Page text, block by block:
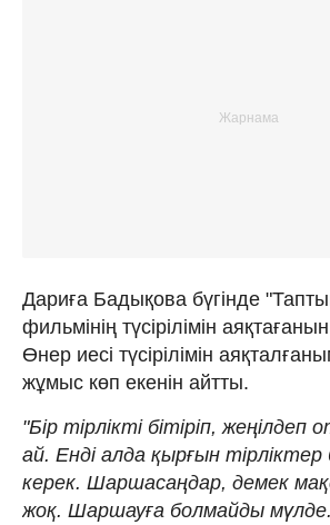
Дариға Бадықова бүгінде
фильмінің түсірілімін
Өнер иесі түсірілімін
жұмыс көп екенін айтты.
"Бір тірлікті бітіріп,
ай. Енді алда қырғын
керек. Шаршасаңдар, демек
жоқ. Шаршауға болмайды